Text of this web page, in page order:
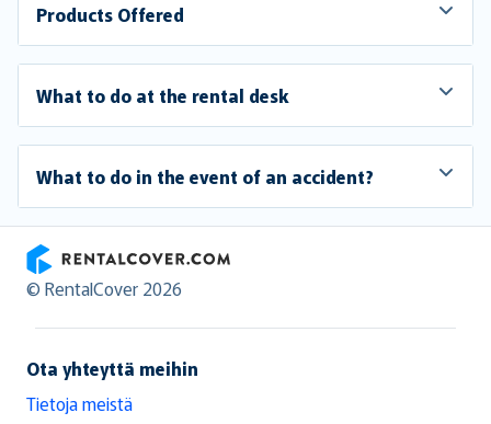
Products Offered
What to do at the rental desk
What to do in the event of an accident?
RentalCover
© RentalCover 2026
Ota yhteyttä meihin
Tietoja meistä